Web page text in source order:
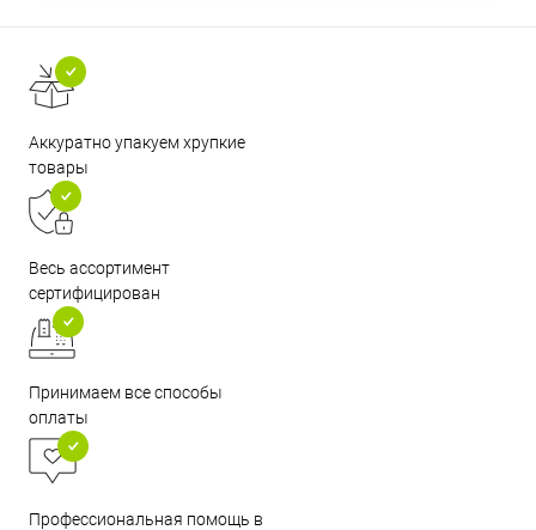
Аккуратно упакуем хрупкие
товары
Весь ассортимент
сертифицирован
Принимаем все способы
оплаты
Профессиональная помощь в